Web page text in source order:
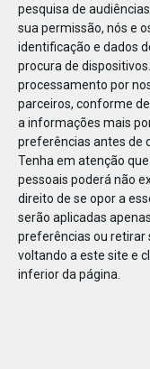
pesquisa de
sua permissão, nós e
identificação e dados
procura de
processamento por
parceiros, conforme
a informações mais
preferências antes de
Tenha em atenção
pessoais poderá não
direito de se opor a
serão aplicadas
preferências ou retirar
voltando a este site e
inferior da página.